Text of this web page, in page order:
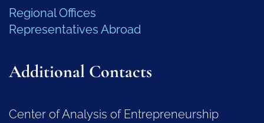
Regional Offices
Representatives Abroad
Additional Contacts
Center of Analysis of Entrepreneurship